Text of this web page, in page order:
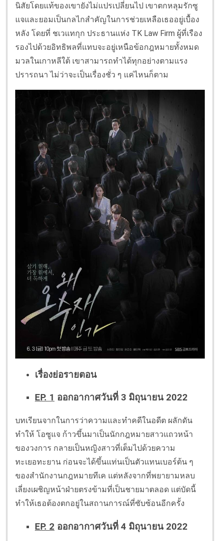
นิสัยโดยแท้ของเขายังไม่แปรเปลี่ยนไป เขาตกหลุมรักซู
แจและยอมเป็นกลไกสำคัญในการช่วยเหลือเธออยู่เบื้อง
หลัง โดยที่ ชเวแทกุก ประธานแห่ง TK Law Firm ผู้ที่เรือง
รองไปด้วยอิทธิพลที่แทบจะอยู่เหนือข้อกฎหมายทั้งหมด
มวลในเกาหลีใต้ เขาสามารถทำได้ทุกอย่างตามแรง
ปรารถนา ไม่ว่าจะเป็นเรื่องชั่ว ๆ แค่ไหนก็ตาม
เรื่องย่อรายตอน
EP. 1 ออกอากาศวันที่ 3 มิถุนายน 2022
บทเรียนจากในการว่าความและทำคดีในอดีต ผลักดัน
ทำให้ โอซูแจ ก้าวขึ้นมาเป็นนักกฎหมายสาวแถวหน้า
ของวงการ กลายเป็นหญิงสาวที่เต็มไปด้วยความ
ทะเยอทะยาน ก่อนจะได้ขึ้นแท่นเป็นตัวแทนเบอร์ต้น ๆ
ของสำนักงานกฎหมายทีเค แต่หลังจากที่พยายามหลบ
เลี่ยงเผชิญหน้าฝ่ายตรงข้ามที่เป็นชายมาตลอด แต่บัดนี้
ทำให้เธอต้องตกอยู่ในสถานการณ์ที่ซับซ้อนอีกครั้ง
EP. 2 ออกอากาศวันที่ 4 มิถุนายน 2022